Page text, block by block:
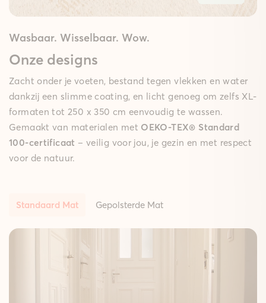
Wasbaar. Wisselbaar. Wow.
Onze designs
Zacht onder je voeten, bestand tegen vlekken en water
dankzij een slimme coating, en licht genoeg om zelfs XL-
formaten tot 250 x 350 cm eenvoudig te wassen.
Gemaakt van materialen met OEKO-TEX® Standard
100-certificaat – veilig voor jou, je gezin en met respect
voor de natuur.
Standaard Mat Gepolsterde Mat